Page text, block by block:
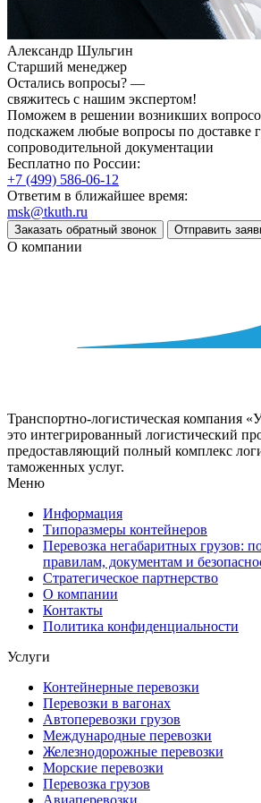
Александр Шульгин
Старший менеджер
Остались вопросы? —
свяжитесь с нашим экспертом!
Поможем в решении возникших
подскажем любые вопросы по доставке
сопроводительной документации
Бесплатно по России:
+7 (499) 586-06-12
Ответим в ближайшее время:
msk@tkuth.ru
Заказать обратный звонок Отправить
О компании
Транспортно-логистическая компания
это интегрированный логистический
предоставляющий полный комплекс
таможенных услуг.
Меню
Информация
Типоразмеры контейнеров
Перевозка негабаритных грузов:
правилам, документам и
Стратегическое партнерство
О компании
Контакты
Политика конфиденциальности
Услуги
Контейнерные перевозки
Перевозки в вагонах
Автоперевозки грузов
Международные перевозки
Железнодорожные перевозки
Морские перевозки
Перевозка грузов
Авиаперевозки